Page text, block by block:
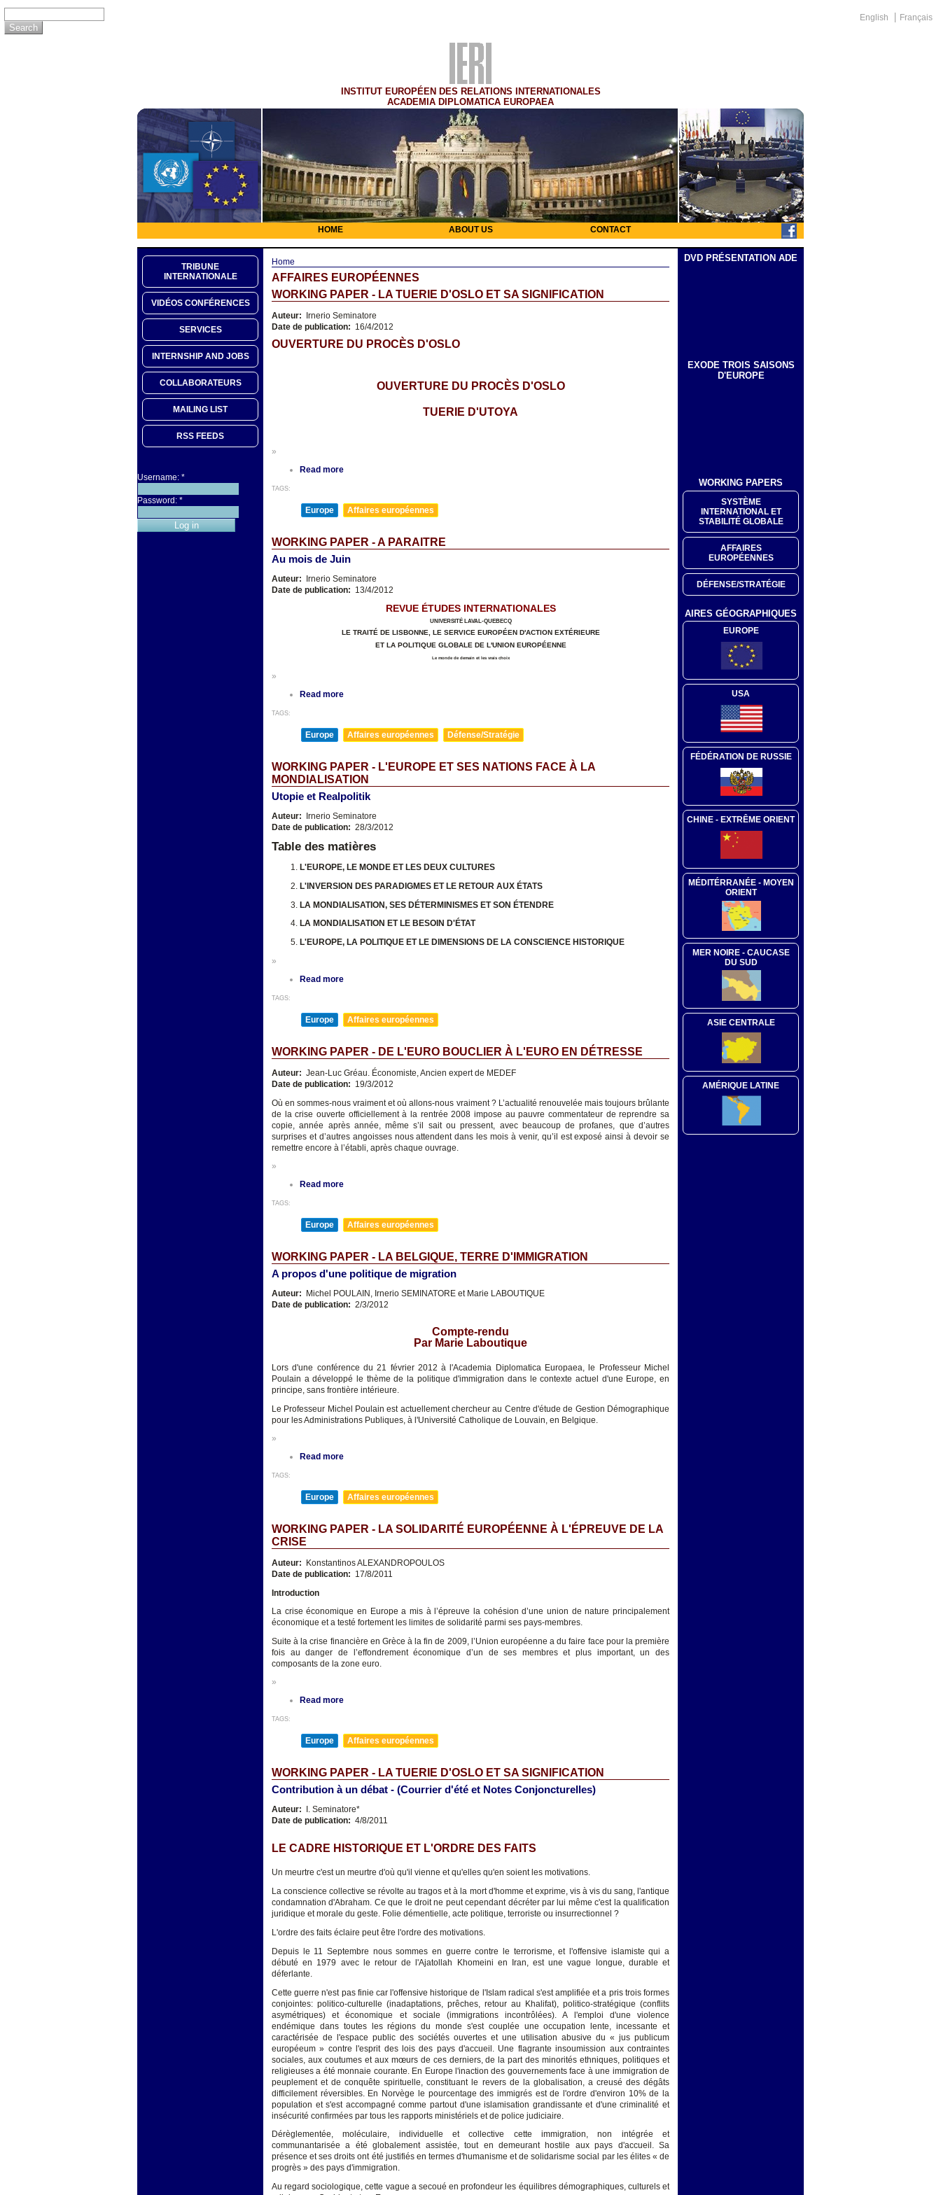
English Français
INSTITUT EUROPÉEN DES RELATIONS INTERNATIONALES
ACADEMIA DIPLOMATICA EUROPAEA
HOME ABOUT US CONTACT
TRIBUNE
INTERNATIONALE
VIDÉOS CONFÉRENCES
SERVICES
INTERNSHIP AND JOBS
COLLABORATEURS
MAILING LIST
RSS FEEDS
Username: *
Password: *
Home
AFFAIRES EUROPÉENNES
WORKING PAPER - LA TUERIE D'OSLO ET SA SIGNIFICATION
Auteur: Irnerio Seminatore
Date de publication: 16/4/2012
OUVERTURE DU PROCÈS D'OSLO
OUVERTURE DU PROCÈS D'OSLO
TUERIE D'UTOYA
»
Read more
TAGS:
Europe Affaires européennes
WORKING PAPER - A PARAITRE
Au mois de Juin
Auteur: Irnerio Seminatore
Date de publication: 13/4/2012
REVUE ÉTUDES INTERNATIONALES
UNIVERSITÉ LAVAL-QUEBECQ
LE TRAITÉ DE LISBONNE, LE SERVICE EUROPÉEN D'ACTION EXTÉRIEURE
ET LA POLITIQUE GLOBALE DE L'UNION EUROPÉENNE
Le monde de demain et les vrais choix
»
Read more
TAGS:
Europe Affaires européennes Défense/Stratégie
WORKING PAPER - L'EUROPE ET SES NATIONS FACE À LA
MONDIALISATION
Utopie et Realpolitik
Auteur:
Irnerio Seminatore
Date de publication: 28/3/2012
Table des matières
L'EUROPE, LE MONDE ET LES DEUX CULTURES
L'INVERSION DES PARADIGMES ET LE RETOUR AUX ÉTATS
LA MONDIALISATION, SES DÉTERMINISMES ET SON ÉTENDRE
LA MONDIALISATION ET LE BESOIN D'ÉTAT
L'EUROPE, LA POLITIQUE ET LE DIMENSIONS DE LA CONSCIENCE HISTORIQUE
»
Read more
TAGS:
Europe Affaires européennes
WORKING PAPER - DE L'EURO BOUCLIER À L'EURO EN DÉTRESSE
Auteur: Jean-Luc Gréau. Économiste, Ancien expert de MEDEF
Date de publication: 19/3/2012
Où en sommes-nous vraiment et où allons-nous vraiment ? L’actualité renouvelée mais toujours brûlante
de la crise ouverte officiellement à la rentrée 2008 impose au pauvre commentateur de reprendre sa
copie, année après année, même s’il sait ou pressent, avec beaucoup de profanes, que d’autres
surprises et d’autres angoisses nous attendent dans les mois à venir, qu’il est exposé ainsi à devoir se
remettre encore à l’établi, après chaque ouvrage.
»
Read more
TAGS:
Europe Affaires européennes
WORKING PAPER - LA BELGIQUE, TERRE D'IMMIGRATION
A propos d'une politique de migration
Auteur: Michel POULAIN, Irnerio SEMINATORE et Marie LABOUTIQUE
Date de publication: 2/3/2012
Compte-rendu
Par Marie Laboutique
Lors d'une conférence du 21 février 2012 à l'Academia Diplomatica Europaea, le Professeur Michel
Poulain a développé le thème de la politique d'immigration dans le contexte actuel d'une Europe, en
principe, sans frontière intérieure.
Le Professeur Michel Poulain est actuellement chercheur au Centre d'étude de Gestion Démographique
pour les Administrations Publiques, à l'Université Catholique de Louvain, en Belgique.
»
Read more
TAGS:
Europe Affaires européennes
WORKING PAPER - LA SOLIDARITÉ EUROPÉENNE À L'ÉPREUVE DE LA
CRISE
Auteur: Konstantinos ALEXANDROPOULOS
Date de publication: 17/8/2011
Introduction
La crise économique en Europe a mis à l’épreuve la cohésion d’une union de nature principalement
économique et a testé fortement les limites de solidarité parmi ses pays-membres.
Suite à la crise financière en Grèce à la fin de 2009, l’Union européenne a du faire face pour la première
fois au danger de l’effondrement économique d’un de ses membres et plus important, un des
composants de la zone euro.
»
Read more
TAGS:
Europe Affaires européennes
WORKING PAPER - LA TUERIE D'OSLO ET SA SIGNIFICATION
Contribution à un débat - (Courrier d'été et Notes Conjoncturelles)
Auteur:
I. Seminatore*
Date de publication: 4/8/2011
LE CADRE HISTORIQUE ET L'ORDRE DES FAITS
Un meurtre c'est un meurtre d'où qu'il vienne et qu'elles qu'en soient les motivations.
La conscience collective se révolte au tragos et à la mort d'homme et exprime, vis à vis du sang, l'antique
condamnation d'Abraham. Ce que le droit ne peut cependant décréter par lui même c'est la qualification
juridique et morale du geste. Folie démentielle, acte politique, terroriste ou insurrectionnel ?
L'ordre des faits éclaire peut être l'ordre des motivations.
Depuis le 11 Septembre nous sommes en guerre contre le terrorisme, et l'offensive islamiste qui a
débuté en 1979 avec le retour de l'Ajatollah Khomeini en Iran, est une vague longue, durable et
déferlante.
Cette guerre n'est pas finie car l'offensive historique de l'Islam radical s'est amplifiée et a pris trois formes
conjointes: politico-culturelle (inadaptations, prêches, retour au Khalifat), politico-stratégique (conflits
asymétriques) et économique et sociale (immigrations incontrôlées). A l'emploi d'une violence
endémique dans toutes les régions du monde s'est couplée une occupation lente, incessante et
caractérisée de l'espace public des sociétés ouvertes et une utilisation abusive du « jus publicum
européeum » contre l'esprit des lois des pays d'accueil. Une flagrante insoumission aux contraintes
sociales, aux coutumes et aux mœurs de ces derniers, de la part des minorités ethniques, politiques et
religieuses a été monnaie courante. En Europe l'inaction des gouvernements face à une immigration de
peuplement et de conquête spirituelle, constituant le revers de la globalisation, a creusé des dégâts
difficilement réversibles. En Norvège le pourcentage des immigrés est de l'ordre d'environ 10% de la
population et s'est accompagné comme partout d'une islamisation grandissante et d'une criminalité et
insécurité confirmées par tous les rapports ministériels et de police judiciaire.
Dérèglementée, moléculaire, individuelle et collective cette immigration, non intégrée et
communantarisée a été globalement assistée, tout en demeurant hostile aux pays d'accueil. Sa
présence et ses droits ont été justifiés en termes d'humanisme et de solidarisme social par les élites « de
progrès » des pays d'immigration.
Au regard sociologique, cette vague a secoué en profondeur les équilibres démographiques, culturels et
DVD PRÉSENTATION ADE
EXODE TROIS SAISONS
D'EUROPE
WORKING PAPERS
SYSTÈME
INTERNATIONAL ET
STABILITÉ GLOBALE
AFFAIRES
EUROPÉENNES
DÉFENSE/STRATÉGIE
AIRES GÉOGRAPHIQUES
EUROPE
USA
FÉDÉRATION DE RUSSIE
CHINE - EXTRÊME ORIENT
MÉDITÉRRANÉE - MOYEN
ORIENT
MER NOIRE - CAUCASE
DU SUD
ASIE CENTRALE
AMÉRIQUE LATINE